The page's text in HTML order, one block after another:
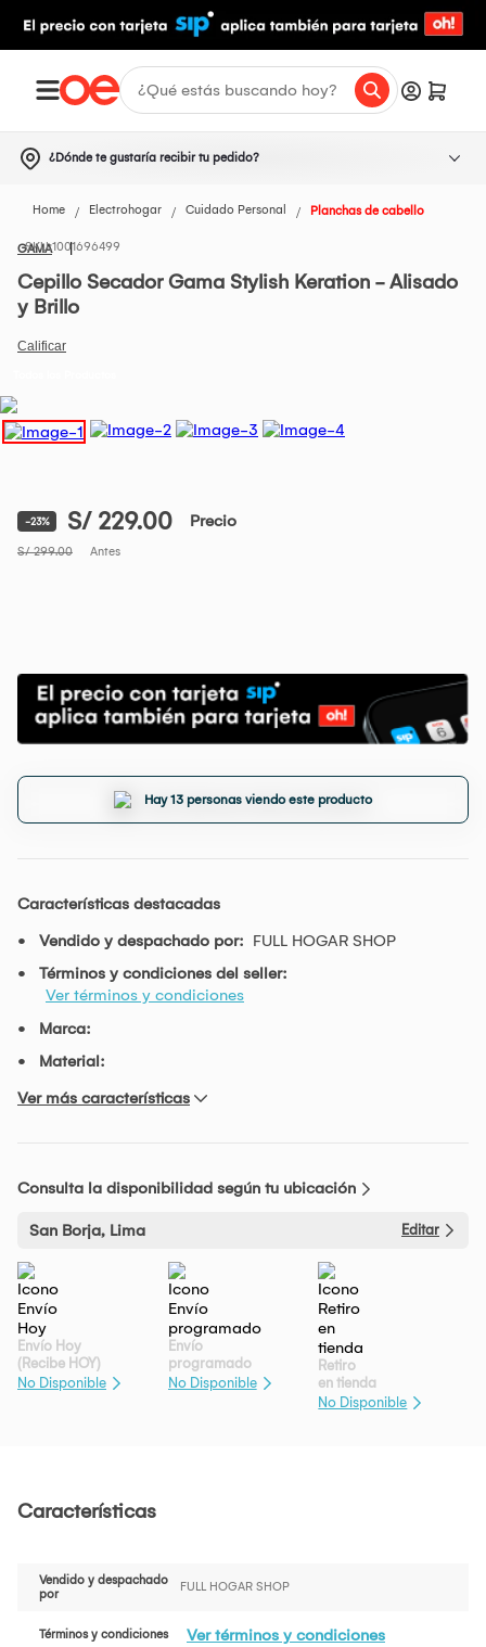
¿Dónde te gustaría recibir tu pedido?
Home Electrohogar Cuidado Personal Planchas de cabello
GAMA1001696499
Cepillo Secador Gama Stylish Keration - Alisado
y Brillo
-23% S/ 229.00 Precio
S/ 299.00 Antes
Hay 13 personas viendo este producto
Características destacadas
Vendido y despachado por: FULL HOGAR SHOP
Términos y condiciones del seller:
Ver términos y condiciones
Marca:
Material:
Ver más características
Consulta la disponibilidad según tu ubicación
San Borja, Lima Editar
Envío Hoy
(Recibe HOY)
No Disponible
Envío
programado
No Disponible
Retiro
en tienda
No Disponible
Características
Vendido y despachado
por
FULL HOGAR SHOP
Términos y condiciones Ver términos y condiciones